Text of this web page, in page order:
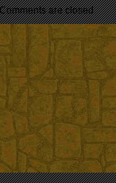
Comments are closed.